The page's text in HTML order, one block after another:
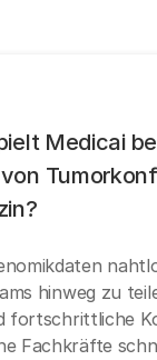
Medicai
hinweg zu
fortschrittliche
Fachkräfte